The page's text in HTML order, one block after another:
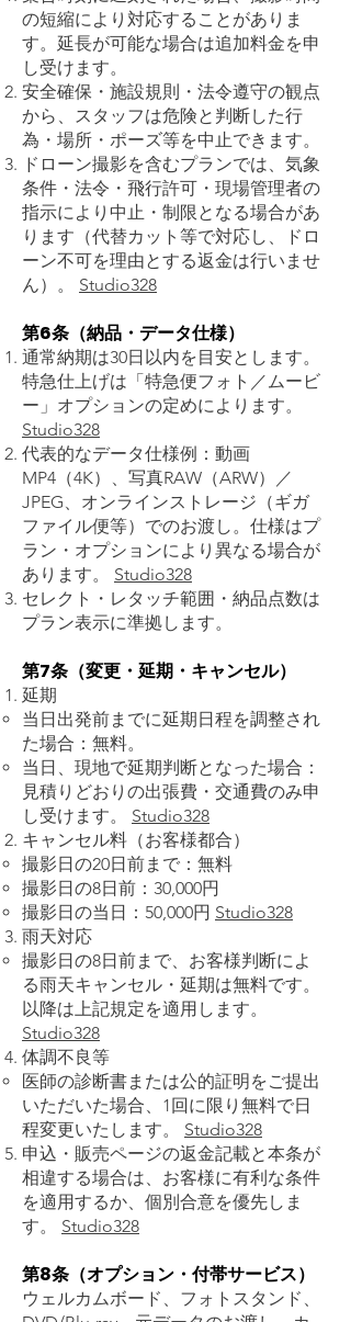
の短縮により対応することがありま
す。延長が可能な場合は追加料金を申
し受けます。
安全確保・施設規則・法令遵守の観点
から、スタッフは危険と判断した行
為・場所・ポーズ等を中止できます。
ドローン撮影を含むプランでは、気象
条件・法令・飛行許可・現場管理者の
指示により中止・制限となる場合があ
ります（代替カット等で対応し、ドロ
ーン不可を理由とする返金は行いませ
ん）。 Studio328
第6条（納品・データ仕様）
通常納期は30日以内を目安とします。
特急仕上げは「特急便フォト／ムービ
ー」オプションの定めによります。
Studio328
代表的なデータ仕様例：動画
MP4（4K）、写真RAW（ARW）／
JPEG、オンラインストレージ（ギガ
ファイル便等）でのお渡し。仕様はプ
ラン・オプションにより異なる場合が
あります。 Studio328
セレクト・レタッチ範囲・納品点数は
プラン表示に準拠します。
第7条（変更・延期・キャンセル）
延期
当日出発前までに延期日程を調整され
た場合：無料。
当日、現地で延期判断となった場合：
見積りどおりの出張費・交通費のみ申
し受けます。 Studio328
キャンセル料（お客様都合）
撮影日の20日前まで：無料
撮影日の8日前：30,000円
撮影日の当日：50,000円 Studio328
雨天対応
撮影日の8日前まで、お客様判断によ
る雨天キャンセル・延期は無料です。
以降は上記規定を適用します。
Studio328
体調不良等
医師の診断書または公的証明をご提出
いただいた場合、1回に限り無料で日
程変更いたします。 Studio328
申込・販売ページの返金記載と本条が
相違する場合は、お客様に有利な条件
を適用するか、個別合意を優先しま
す。 Studio328
第8条（オプション・付帯サービス）
ウェルカムボード、フォトスタンド、